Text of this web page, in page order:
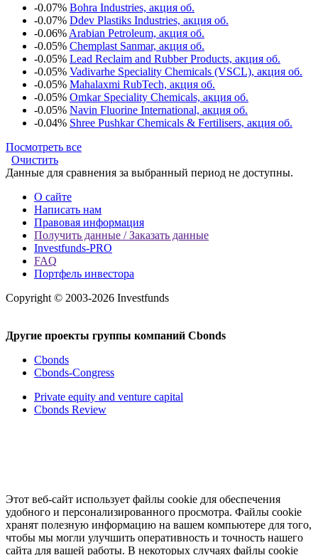
-0.07% Bohra Industries, акция об.
-0.07% Ddev Plastiks Industries, акция об.
-0.06% Arabian Petroleum, акция об.
-0.05% Chemplast Sanmar, акция об.
-0.05% Lead Reclaim and Rubber Products, акция об.
-0.05% Vadivarhe Speciality Chemicals (VSCL), акция об.
-0.05% Mahalaxmi RubTech, акция об.
-0.05% Omkar Speciality Chemicals, акция об.
-0.05% Navin Fluorine International, акция об.
-0.04% Shree Pushkar Chemicals & Fertilisers, акция об.
Посмотреть все
Очистить
Данные для сравнения за выбранный период не доступны.
О сайте
Написать нам
Правовая информация
Получить данные / Заказать данные
Investfunds-PRO
FAQ
Портфель инвестора
Copyright © 2003-2026 Investfunds
Другие проекты группы компаний Cbonds
Cbonds
Cbonds-Congress
Private equity and venture capital
Cbonds Review
Этот веб-сайт использует файлы cookie для обеспечения
удобного и персонализированного просмотра. Файлы cookie
хранят полезную информацию на вашем компьютере для того,
чтобы мы могли улучшить оперативность и точность нашего
сайта для вашей работы. В некоторых случаях файлы cookie